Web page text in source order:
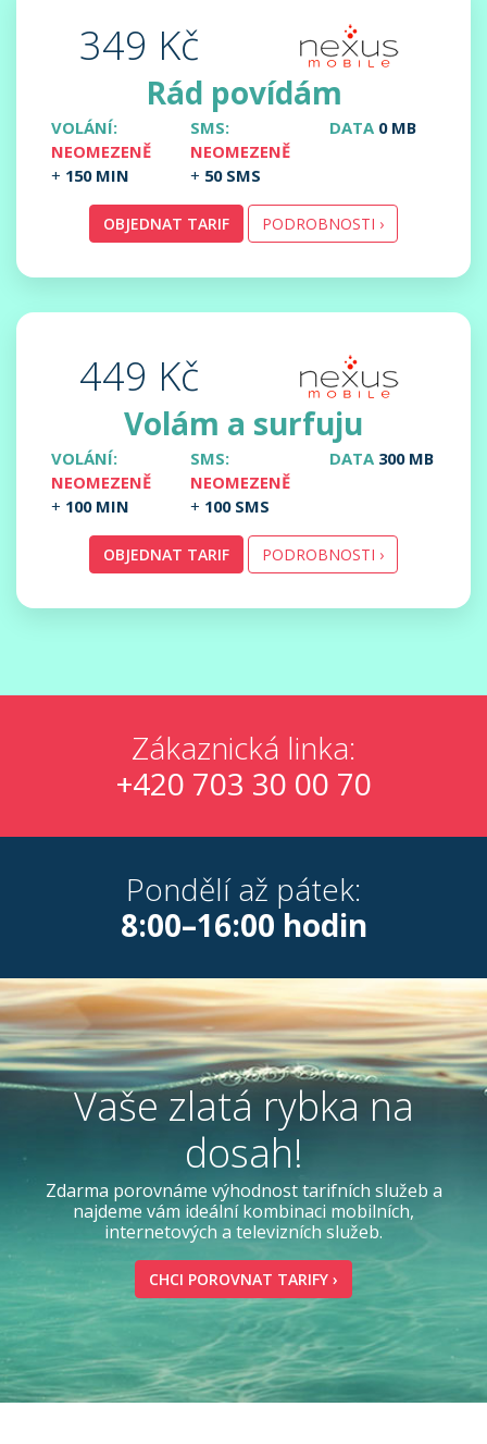
349 Kč
Rád povídám
VOLÁNÍ:
NEOMEZENĚ
+ 150 MIN
SMS:
NEOMEZENĚ
+ 50 SMS
DATA 0 MB
OBJEDNAT TARIF PODROBNOSTI ›
449 Kč
Volám a surfuju
VOLÁNÍ:
NEOMEZENĚ
+ 100 MIN
SMS:
NEOMEZENĚ
+ 100 SMS
DATA 300 MB
OBJEDNAT TARIF PODROBNOSTI ›
Zákaznická linka:
+420 703 30 00 70
Pondělí až pátek:
8:00–16:00 hodin
Vaše zlatá rybka na
dosah!
Zdarma porovnáme výhodnost tarifních služeb a
najdeme vám ideální kombinaci mobilních,
internetových a televizních služeb.
CHCI POROVNAT TARIFY ›